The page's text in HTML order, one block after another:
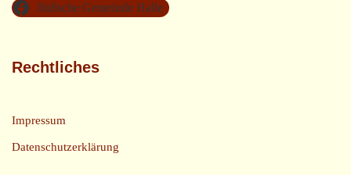
Jüdische Gemeinde Halle
Rechtliches
Impressum
Datenschutzerklärung